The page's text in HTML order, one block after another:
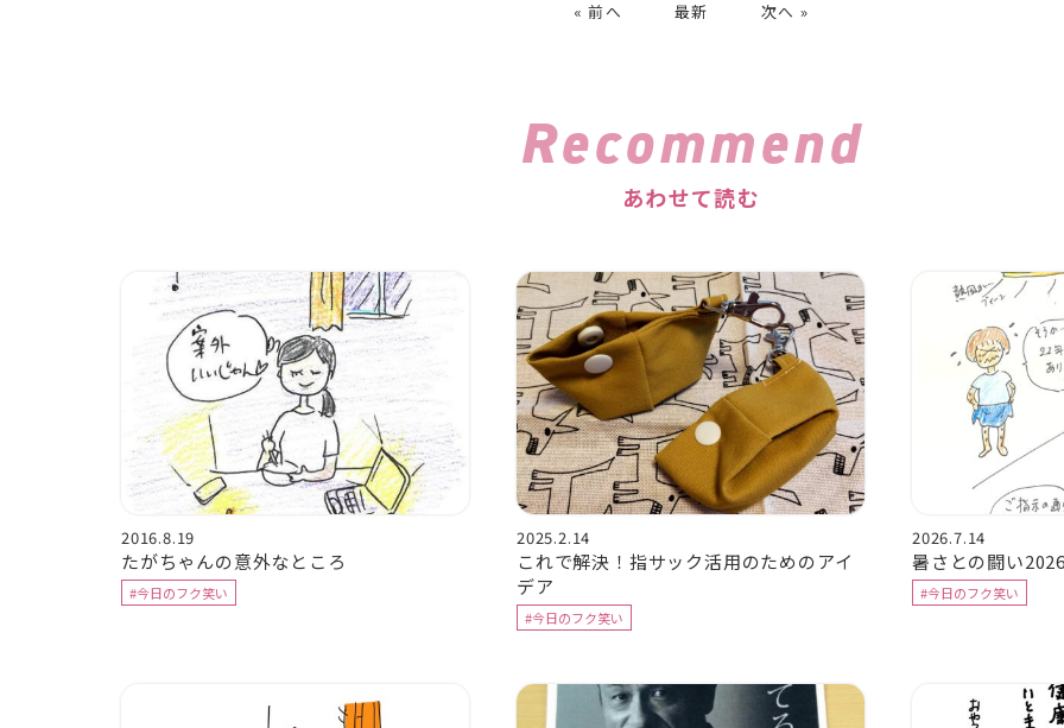
« 前へ 最新 次へ »
Recommend
あわせて読む
2016.8.19
たがちゃんの意外なところ
#今日のフク笑い
2025.2.14
これで解決！指サック活用のためのアイ
デア
#今日のフク笑い
2026.7.14
暑さとの闘い
#今日のフク笑い